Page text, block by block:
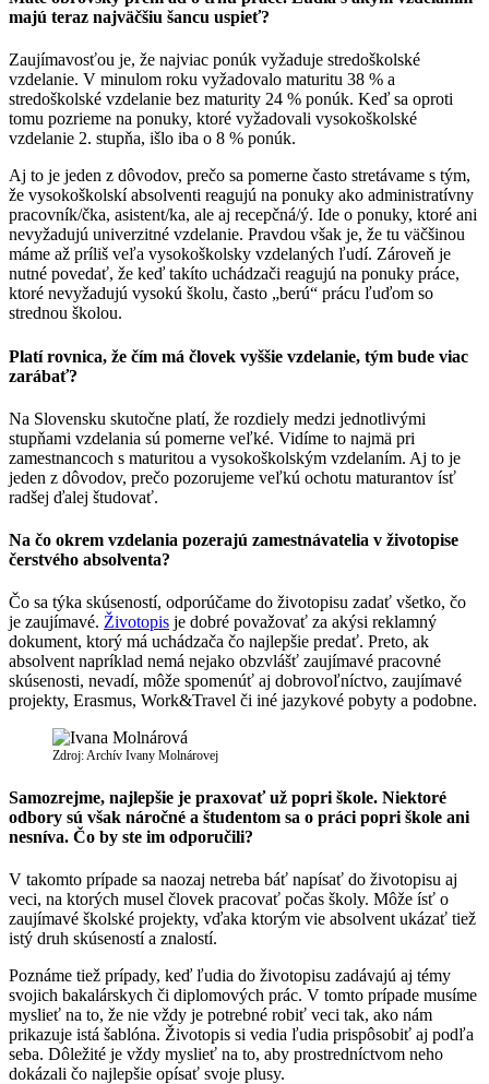
majú teraz najväčšiu šancu uspieť?
Zaujímavosťou je, že najviac ponúk vyžaduje stredoškolské
vzdelanie. V minulom roku vyžadovalo maturitu 38 % a
stredoškolské vzdelanie bez maturity 24 % ponúk. Keď sa oproti
tomu pozrieme na ponuky, ktoré vyžadovali vysokoškolské
vzdelanie 2. stupňa, išlo iba o 8 % ponúk.
Aj to je jeden z dôvodov, prečo sa pomerne často stretávame s tým,
že vysokoškolskí absolventi reagujú na ponuky ako administratívny
pracovník/čka, asistent/ka, ale aj recepčná/ý. Ide o ponuky, ktoré ani
nevyžadujú univerzitné vzdelanie. Pravdou však je, že tu väčšinou
máme až príliš veľa vysokoškolsky vzdelaných ľudí. Zároveň je
nutné povedať, že keď takíto uchádzači reagujú na ponuky práce,
ktoré nevyžadujú vysokú školu, často „berú“ prácu ľuďom so
strednou školou.
Platí rovnica, že čím má človek vyššie vzdelanie, tým bude viac
zarábať?
Na Slovensku skutočne platí, že rozdiely medzi jednotlivými
stupňami vzdelania sú pomerne veľké. Vidíme to najmä pri
zamestnancoch s maturitou a vysokoškolským vzdelaním. Aj to je
jeden z dôvodov, prečo pozorujeme veľkú ochotu maturantov ísť
radšej ďalej študovať.
Na čo okrem vzdelania pozerajú zamestnávatelia v životopise
čerstvého absolventa?
Čo sa týka skúseností, odporúčame do životopisu zadať všetko, čo
je zaujímavé. Životopis je dobré považovať za akýsi reklamný
dokument, ktorý má uchádzača čo najlepšie predať. Preto, ak
absolvent napríklad nemá nejako obzvlášť zaujímavé pracovné
skúsenosti, nevadí, môže spomenúť aj dobrovoľníctvo, zaujímavé
projekty, Erasmus, Work&Travel či iné jazykové pobyty a podobne.
Zdroj: Archív Ivany Molnárovej
Samozrejme, najlepšie je praxovať už popri škole. Niektoré
odbory sú však náročné a študentom sa o práci popri škole ani
nesníva. Čo by ste im odporučili?
V takomto prípade sa naozaj netreba báť napísať do životopisu aj
veci, na ktorých musel človek pracovať počas školy. Môže ísť o
zaujímavé školské projekty, vďaka ktorým vie absolvent ukázať tiež
istý druh skúseností a znalostí.
Poznáme tiež prípady, keď ľudia do životopisu zadávajú aj témy
svojich bakalárskych či diplomových prác. V tomto prípade musíme
myslieť na to, že nie vždy je potrebné robiť veci tak, ako nám
prikazuje istá šablóna. Životopis si vedia ľudia prispôsobiť aj podľa
seba. Dôležité je vždy myslieť na to, aby prostredníctvom neho
dokázali čo najlepšie opísať svoje plusy.